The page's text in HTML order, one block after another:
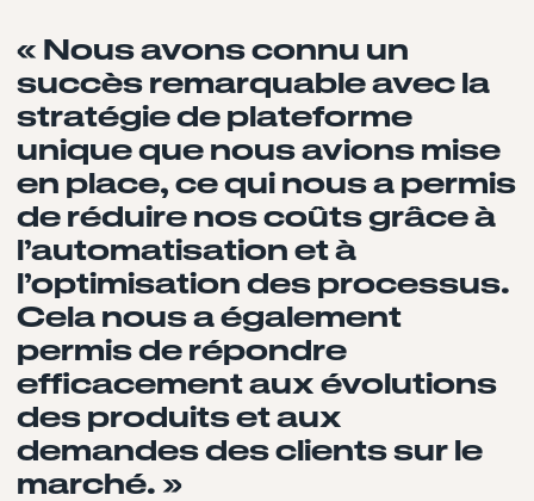
« Nous avons connu un
succès remarquable avec la
stratégie de plateforme
unique que nous avions mise
en place, ce qui nous a permis
de réduire nos coûts grâce à
l’automatisation et à
l’optimisation des processus.
Cela nous a également
permis de répondre
efficacement aux évolutions
des produits et aux
demandes des clients sur le
marché. »